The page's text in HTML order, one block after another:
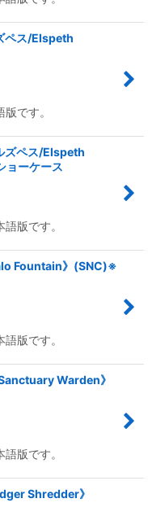
ペス/Elspeth
です。
ズペス/Elspeth
ーケース
版です。
Fountain》(SNC)※
版です。
Warden》
版です。
Shredder》